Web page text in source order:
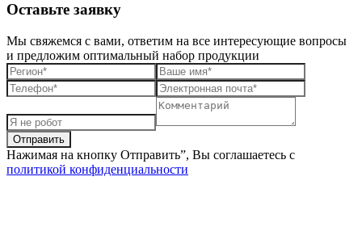
Оставьте заявку
Мы свяжемся с вами, ответим на все интересующие вопросы
и предложим оптимальный набор продукции
Нажимая на кнопку Отправить”, Вы соглашаетесь с
политикой конфиденциальности